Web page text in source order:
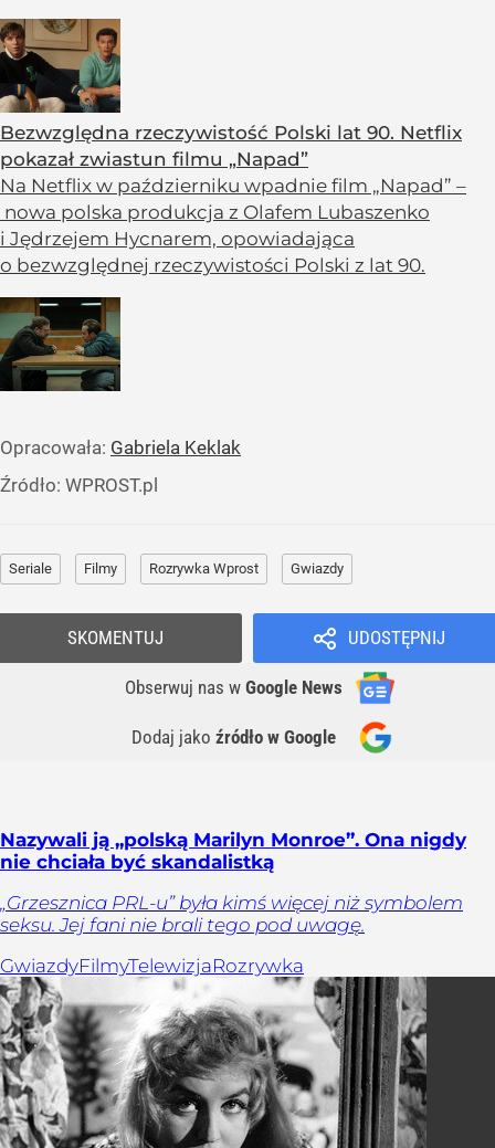
Bezwzględna rzeczywistość Polski lat 90. Netflix
pokazał zwiastun filmu „Napad”
Na Netflix w październiku wpadnie film „Napad” –
nowa polska produkcja z Olafem Lubaszenko
i Jędrzejem Hycnarem, opowiadająca
o bezwzględnej rzeczywistości Polski z lat 90.
Opracowała: Gabriela Keklak
Źródło: WPROST.pl
Seriale Filmy Rozrywka Wprost Gwiazdy
UDOSTĘPNIJ
Obserwuj nas w Google News
Dodaj jako źródło w Google
SKOMENTUJ
Nazywali ją „polską Marilyn Monroe”. Ona nigdy
nie chciała być skandalistką
„Grzesznica PRL-u” była kimś więcej niż symbolem
seksu. Jej fani nie brali tego pod uwagę.
GwiazdyFilmyTelewizjaRozrywka